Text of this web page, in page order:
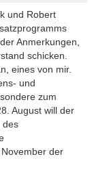
und Robert
Anmerkungen,
schicken.
eines von mir.
und
zum
August will der
des
der